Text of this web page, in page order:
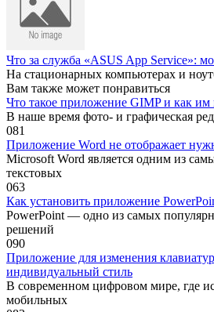
Что за служба «ASUS App Service»:
На стационарных компьютерах и
Вам также может понравиться
Что такое приложение GIMP и как им
В наше время фото- и графическая
081
Приложение Word не отображает
Microsoft Word является одним из
текстовых
063
Как установить приложение
PowerPoint — одно из самых
решений
090
Приложение для изменения
индивидуальный стиль
В современном цифровом мире, где
мобильных